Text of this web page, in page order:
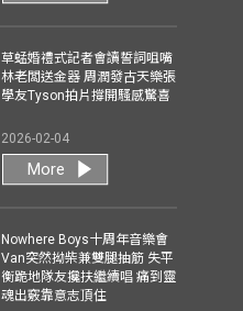
草蜢婚禮式記者會讀誓詞咀嘴
林老闆送金器 周潤發古天樂張
學友Tyson拍片撐開騷感驚喜
2026-02-04
More
Nowhere Boys十周年音樂會
Van突然拗柴兼雙腿抽筋 失平
衡跪地隊友攙扶繼續唱 痛到靈
魂出竅靠意志頂住